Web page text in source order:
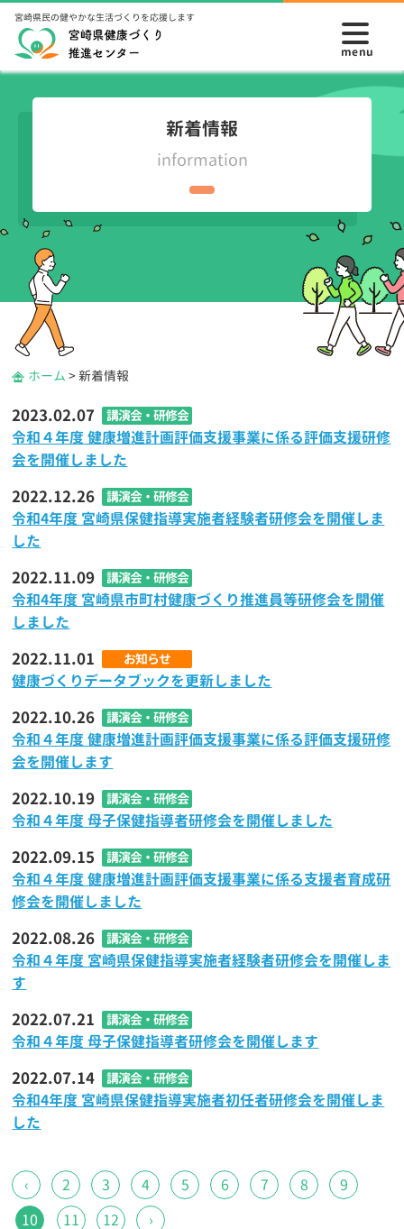
宮崎県民の健やかな生活づくりを応援します
新着情報
information
ホーム >新着情報
2023.02.07 講演会・研修会
令和４年度 健康増進計画評価支援事業に係る評価支援研修
会を開催しました
2022.12.26 講演会・研修会
令和4年度 宮崎県保健指導実施者経験者研修会を開催しま
した
2022.11.09 講演会・研修会
令和4年度 宮崎県市町村健康づくり推進員等研修会を開催
しました
2022.11.01 お知らせ
健康づくりデータブックを更新しました
2022.10.26 講演会・研修会
令和４年度 健康増進計画評価支援事業に係る評価支援研修
会を開催します
2022.10.19 講演会・研修会
令和４年度 母子保健指導者研修会を開催しました
2022.09.15 講演会・研修会
令和４年度 健康増進計画評価支援事業に係る支援者育成研
修会を開催しました
2022.08.26 講演会・研修会
令和４年度 宮崎県保健指導実施者経験者研修会を開催しま
す
2022.07.21 講演会・研修会
令和４年度 母子保健指導者研修会を開催します
2022.07.14 講演会・研修会
令和4年度 宮崎県保健指導実施者初任者研修会を開催しま
した
‹ 2 3 4 5 6 7 8
9
10
11 12 ›